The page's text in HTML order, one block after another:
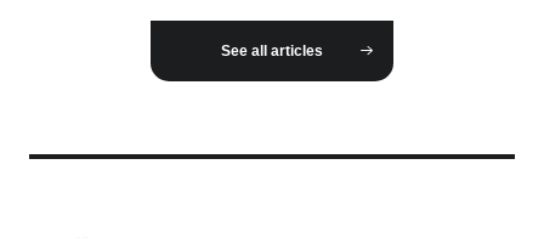
See all articles